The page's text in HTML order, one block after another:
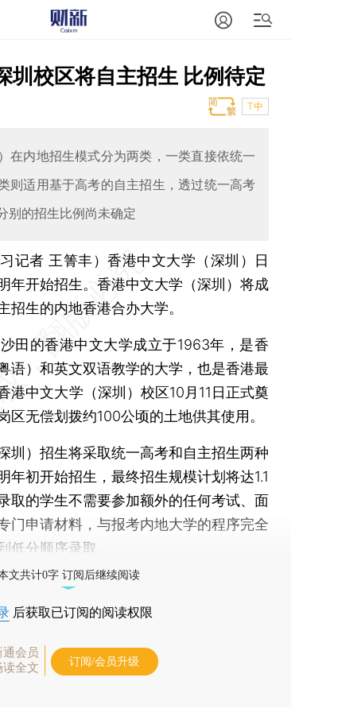
圳校区将自主招生 比例待定
T中
在内地招生模式分为两类，一类直接依统一
则适用基于高考的自主招生，透过统一高考
别的招生比例尚未确定
记者 王箐丰）香港中文大学（深圳）日
年开始招生。香港中文大学（深圳）将成
招生的内地香港合办大学。
的香港中文大学成立于1963年，是香
语）和英文双语教学的大学，也是香港最
港中文大学（深圳）校区10月11日正式奠
区无偿划拨约100公顷的土地供其使用。
）招生将采取统一高考和自主招生两种
年初开始招生，最终招生规模计划将达1.1
取的学生不需要参加额外的任何考试、面
门申请材料，与报考内地大学的程序完全
低分顺序录取。
文共计0字 订阅后继续阅读
后获取已订阅的阅读权限
通会员
读全文
订阅/会员升级